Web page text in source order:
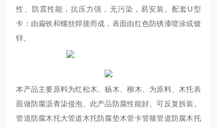
性、防震性能，抗压力强，无污染，易安装。配套U型
卡：由扁铁和螺丝焊接而成，表面由红色防锈漆喷涂或镀
锌。
本产品主要原料为红松木、杨木、柳木、为原料、木托表
面做防腐沥青柒侵泡、此产品防腐性能好、可反复拆装。
管道防腐木托大管道木托防腐垫木管卡管箍管道防腐木托